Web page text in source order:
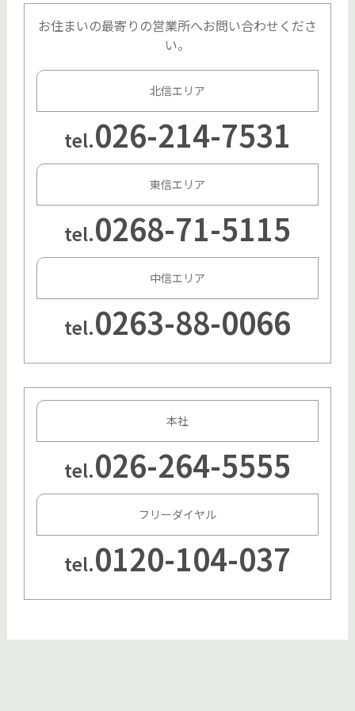
お住まいの最寄りの営業所へお問い合わせくださ
い。
北信エリア
tel.026-214-7531
東信エリア
tel.0268-71-5115
中信エリア
tel.0263-88-0066
本社
tel.026-264-5555
フリーダイヤル
tel.0120-104-037